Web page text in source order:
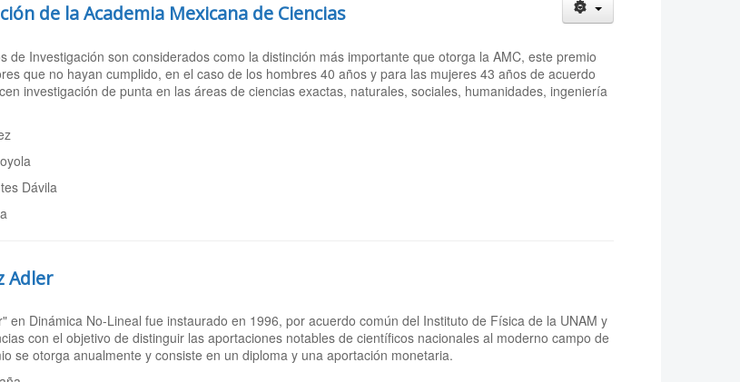
de la Academia Mexicana de Ciencias
de Investigación son considerados como la distinción más importante que otorga la AMC, este premio
que no hayan cumplido, en el caso de los hombres 40 años y para las mujeres 43 años de acuerdo
investigación de punta en las áreas de ciencias exactas, naturales, sociales, humanidades, ingeniería
Dávila
Adler
en Dinámica No-Lineal fue instaurado en 1996, por acuerdo común del Instituto de Física de la UNAM y
con el objetivo de distinguir las aportaciones notables de científicos nacionales al moderno campo de
se otorga anualmente y consiste en un diploma y una aportación monetaria.